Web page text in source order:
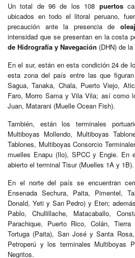
Un total de 96 de los 108 puertos
ubicados en todo el litoral peruano,
precaución ante la presencia de
intensidad que se presentan en la costa
de Hidrografía y Navegación (DHN) de la
En el sur, están en esta condición 24 de
esta zona del país entre las que
Sagua, Tanaka, Chala, Puerto Viejo,
Faro, Morro Sama y Vila Vila; así como
Juan, Matarani (Muelle Ocean Fish).
También, están los terminales
Multiboyas Mollendo, Multiboyas
Tablones, Multiboyas Consorcio
muelles Enapu (Ilo), SPCC y Engie. En
abierto el terminal Tisur (Muelles 1A y 1B).
En el norte del país se encuentran
Ensenada Sechura, Paita, Pimentel,
Donald, Yeti y San Pedro) y Eten;
Pablo, Chullillache, Matacaballo,
Parachique, Puerto Rico, Colán,
Tortuga (Paita), San José y Santa
Petroperú y los terminales Multiboyas
Negritos.